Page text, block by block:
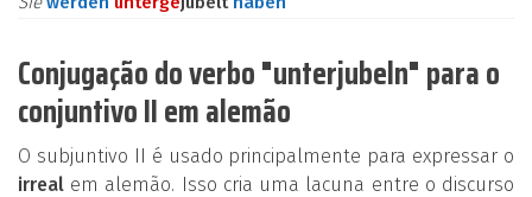
Conjugação do verbo "unterjubeln" para o
conjuntivo II em alemão
O subjuntivo II é usado principalmente para expressar o
irreal em alemão. Isso cria uma lacuna entre o discurso